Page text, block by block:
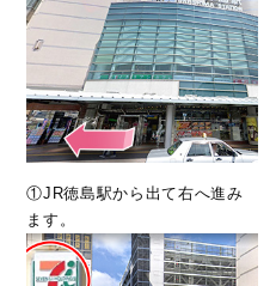
①JR徳島駅から出て右へ進み
ます。